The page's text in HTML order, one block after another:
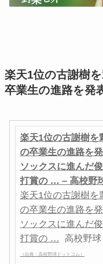
楽天1位の古謝樹
卒業生の進路を発
楽天1位の古謝樹を
の卒業生の進路を
ソックスに進んだ
打賞の … – 高校野
楽天1位の古謝樹を
の卒業生の進路を
ソックスに進んだ
打賞の …
高校野
（出典：高校野球ドットコム）